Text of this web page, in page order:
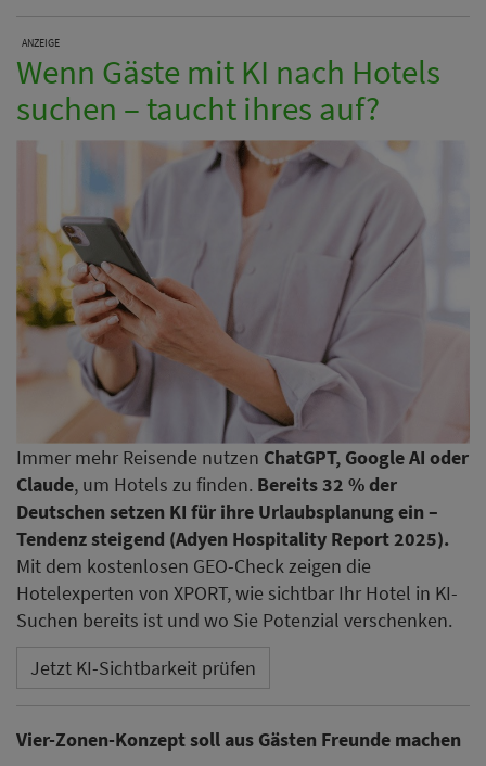
ANZEIGE
Wenn Gäste mit KI nach Hotels
suchen – taucht ihres auf?
Immer mehr Reisende nutzen ChatGPT, Google AI oder
Claude, um Hotels zu finden. Bereits 32 % der
Deutschen setzen KI für ihre Urlaubsplanung ein –
Tendenz steigend (Adyen Hospitality Report 2025).
Mit dem kostenlosen GEO-Check zeigen die
Hotelexperten von XPORT, wie sichtbar Ihr Hotel in KI-
Suchen bereits ist und wo Sie Potenzial verschenken.
Jetzt KI-Sichtbarkeit prüfen
Vier-Zonen-Konzept soll aus Gästen Freunde machen